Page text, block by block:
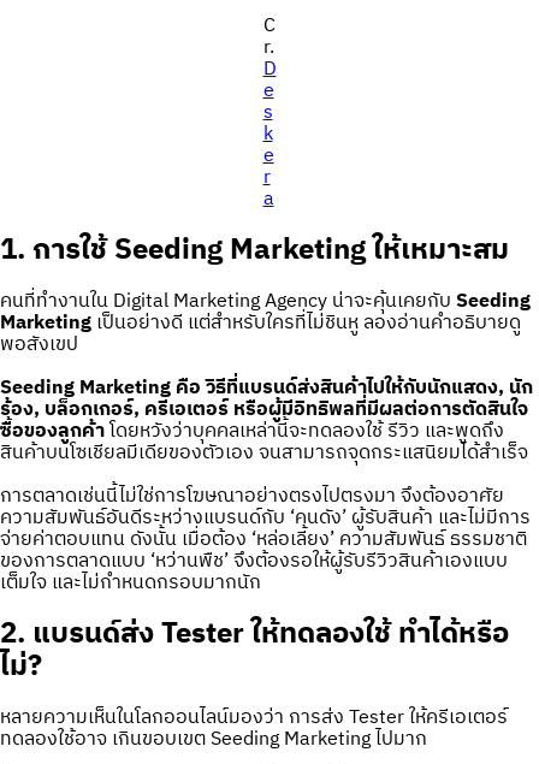
C
r.
D
e
s
k
e
r
a
1. การใช้ Seeding Marketing ให้เหมาะสม
คนที่ทำงานใน Digital Marketing Agency น่าจะคุ้นเคยกับSeeding
Marketingเป็นอย่างดี แต่สำหรับใครที่ไม่ชินหู ลองอ่านคำอธิบายดู
พอสังเขป
Seeding Marketing คือ วิธีที่แบรนด์ส่งสินค้าไปให้กับนักแสดง, นัก
ร้อง, บล็อกเกอร์, ครีเอเตอร์ หรือผู้มีอิทธิพลที่มีผลต่อการตัดสินใจ
ซื้อของลูกค้าโดยหวังว่าบุคคลเหล่านี้จะทดลองใช้ รีวิว และพูดถึง
สินค้าบนโซเชียลมีเดียของตัวเอง จนสามารถจุดกระแสนิยมได้สำเร็จ
การตลาดเช่นนี้ไม่ใช่การโฆษณาอย่างตรงไปตรงมา จึงต้องอาศัย
ความสัมพันธ์อันดีระหว่างแบรนด์กับ ‘คนดัง’ ผู้รับสินค้า และไม่มีการ
จ่ายค่าตอบแทน ดังนั้น เมื่อต้อง ‘หล่อเลี้ยง’ ความสัมพันธ์ ธรรมชาติ
ของการตลาดแบบ ‘หว่านพืช’ จึงต้องรอให้ผู้รับรีวิวสินค้าเองแบบ
เต็มใจ และไม่กำหนดกรอบมากนัก
2. แบรนด์ส่ง Tester ให้ทดลองใช้ ทำได้หรือ
ไม่?
หลายความเห็นในโลกออนไลน์มองว่า การส่ง Tester ให้ครีเอเตอร์
ทดลองใช้อาจ เกินขอบเขต Seeding Marketing ไปมาก